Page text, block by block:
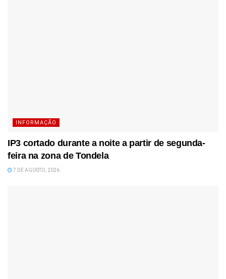
INFORMAÇÃO
IP3 cortado durante a noite a partir de segunda-
feira na zona de Tondela
7 DE AGOSTO, 2026